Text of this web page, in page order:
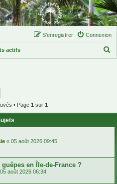
Connexion
S’enregistrer
actifs
r
• Page 1 sur 1
« 05 août 2026 09:45
en Île-de-France ?
05 août 2026 06:34